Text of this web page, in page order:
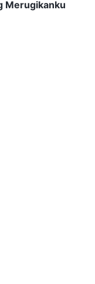
sama?(Ya.)
masalahnya,
dan pada
itu
Merugikanku